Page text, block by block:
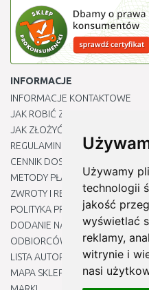
Używamy
technologii
jakość
wyświetlać
reklamy,
witrynie i
nasi
INFORMACJE
INFORMACJE KONTAKTOWE
JAK ROBIĆ ZAKUPY ?
JAK ZŁOŻYĆ REKLAMACJĘ
REGULAMIN
CENNIK DOSTAWY
METODY PŁATNOŚCI
ZWROTY I REKLAMACJE
POLITYKA PRYWATNOŚCI
DODANIE NASZYCH ADRESÓW
ODBIORCÓW
LISTA AUTORYZOWANYCH
MAPA SKLEPU